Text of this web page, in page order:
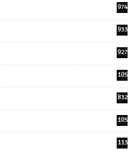
974
933
927
105
832
105
113